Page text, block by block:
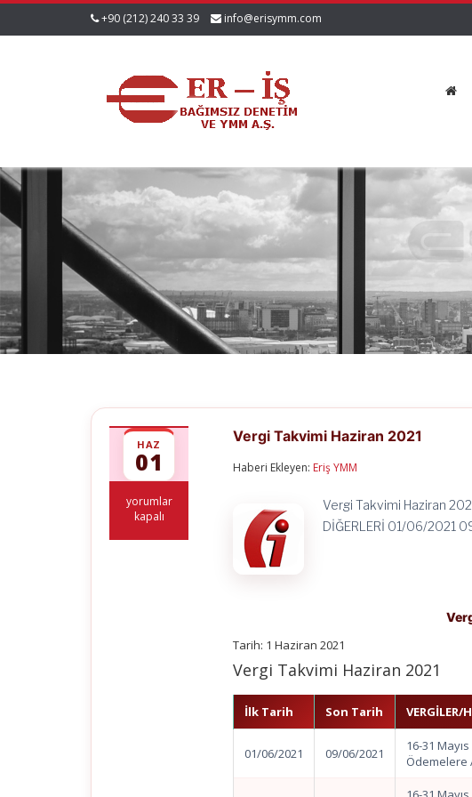
+90 (212) 240 33 39 info@erisymm.com
HAZ
01
Vergi
Takvimi
yorumlar
kapalı
Vergi Takvimi Haziran 2021
Haberi Ekleyen: Eriş YMM
Vergi Takvimi Haziran
DİĞERLERİ 01/06/2021
Tarih: 1 Haziran 2021
Vergi Takvimi Haziran 2021
İlk Tarih Son Tarih VERGİLER/
01/06/2021 09/06/2021
16-31
Ödemelere